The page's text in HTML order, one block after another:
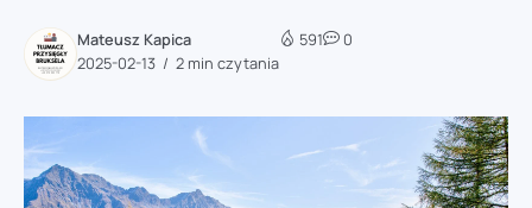
Mateusz Kapica
2025-02-13
2 min czytania
591 0